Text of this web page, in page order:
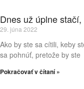
Dnes už úplne
29. júna 2022
Ako by ste sa cítili, keby
sa pohnúť, pretože by ste
Pokračovať v čítaní »